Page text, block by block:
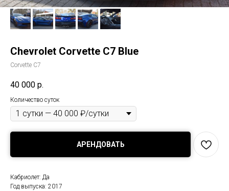
Chevrolet Corvette C7 Blue
Corvette С7
40 000 р.
Количество суток
АРЕНДОВАТЬ
Кабриолет: Да
Год выпуска: 2017